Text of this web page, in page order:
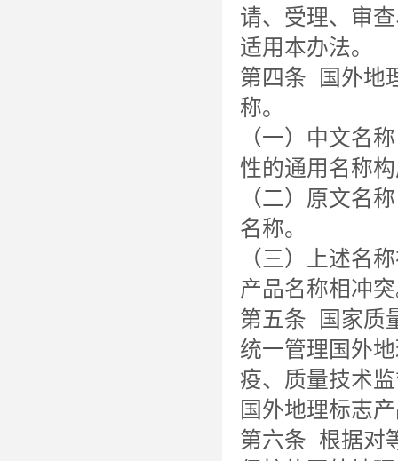
请、受理、审
适用本办法。
第四条 国外地
称。
（一）中文名
性的通用名称
（二）原文名
名称。
（三）上述名
产品名称相冲
第五条 国家质
统一管理国外
疫、质量技术
国外地理标志
第六条 根据对